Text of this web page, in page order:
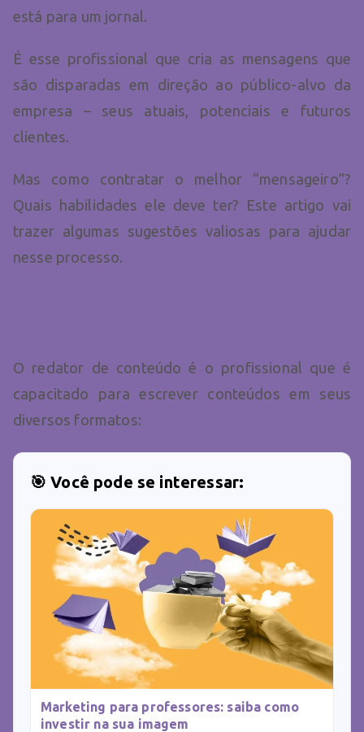
está para um jornal.
É esse profissional que cria as mensagens que
são disparadas em direção ao público-alvo da
empresa – seus atuais, potenciais e futuros
clientes.
Mas como contratar o melhor “mensageiro”?
Quais habilidades ele deve ter? Este artigo vai
trazer algumas sugestões valiosas para ajudar
nesse processo.
O redator de conteúdo é o profissional que é
capacitado para escrever conteúdos em seus
diversos formatos:
🎯 Você pode se interessar:
Marketing para professores: saiba como
investir na sua imagem